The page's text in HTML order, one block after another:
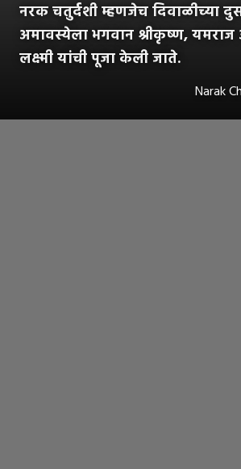
नरक चतुर्दशी म्हणजेच दिवाळीच्या
अमावस्येला भगवान श्रीकृष्ण,
लक्ष्मी यांची पूजा केली जाते.
Narak